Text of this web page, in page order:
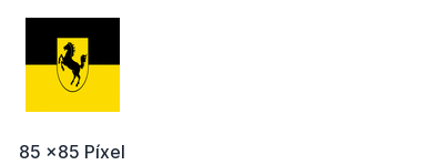
85 x85 Píxel